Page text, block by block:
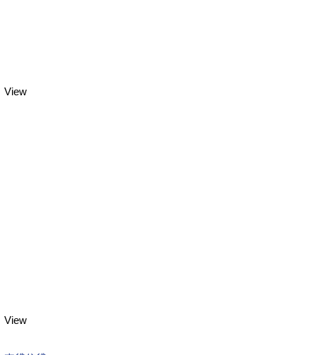
View
View